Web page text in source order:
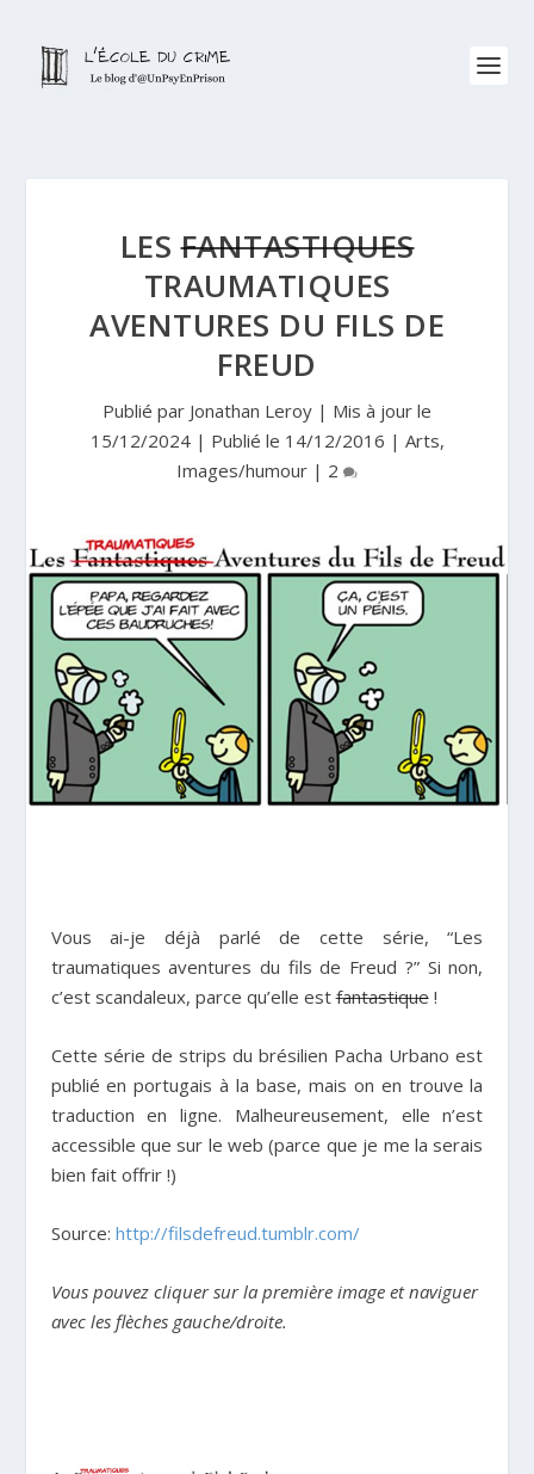
LESFANTASTIQUES
TRAUMATIQUES
AVENTURES DU FILS DE
FREUD
Publié par Jonathan Leroy | Mis à jour le
15/12/2024 | Publié le 14/12/2016 | Arts,
Images/humour | 2
Vous ai-je déjà parlé de cette série, “Les
traumatiques aventures du fils de Freud ?” Si non,
c’est scandaleux, parce qu’elle estfantastique!
Cette série de strips du brésilien Pacha Urbano est
publié en portugais à la base, mais on en trouve la
traduction en ligne. Malheureusement, elle n’est
accessible que sur le web (parce que je me la serais
bien fait offrir !)
Source: http://filsdefreud.tumblr.com/
Vous pouvez cliquer sur la première image et naviguer
avec les flèches gauche/droite.